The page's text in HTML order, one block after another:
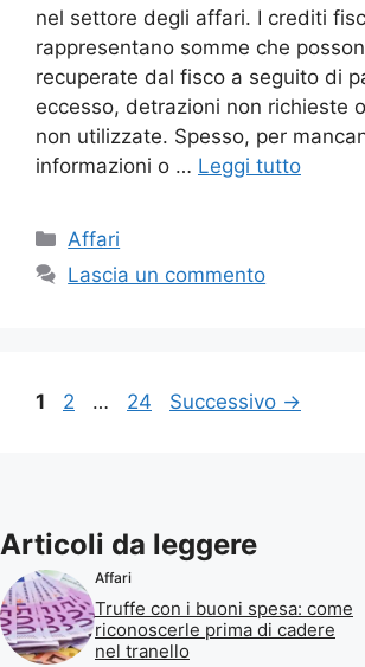
nel settore degli affari. I crediti
rappresentano somme che
recuperate dal fisco a seguito di
eccesso, detrazioni non richieste
non utilizzate. Spesso, per
informazioni o … Leggi tutto
Categorie
Affari
Lascia un commento
Pagina
1 Pagina
2 … Pagina
24 Successivo →
Articoli da leggere
Affari
Truffe con i buoni spesa: come
riconoscerle prima di cadere
nel tranello